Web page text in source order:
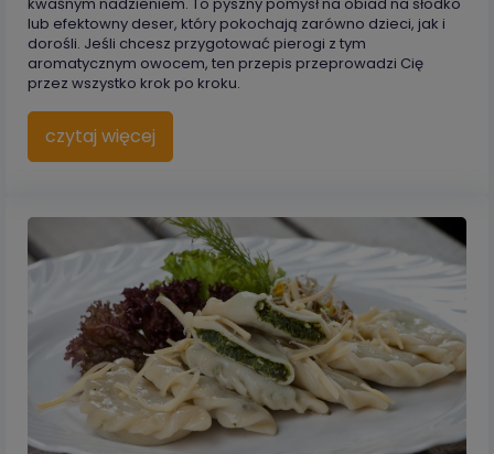
kwaśnym nadzieniem. To pyszny pomysł na obiad na słodko
lub efektowny deser, który pokochają zarówno dzieci, jak i
dorośli. Jeśli chcesz przygotować pierogi z tym
aromatycznym owocem, ten przepis przeprowadzi Cię
przez wszystko krok po kroku.
czytaj więcej